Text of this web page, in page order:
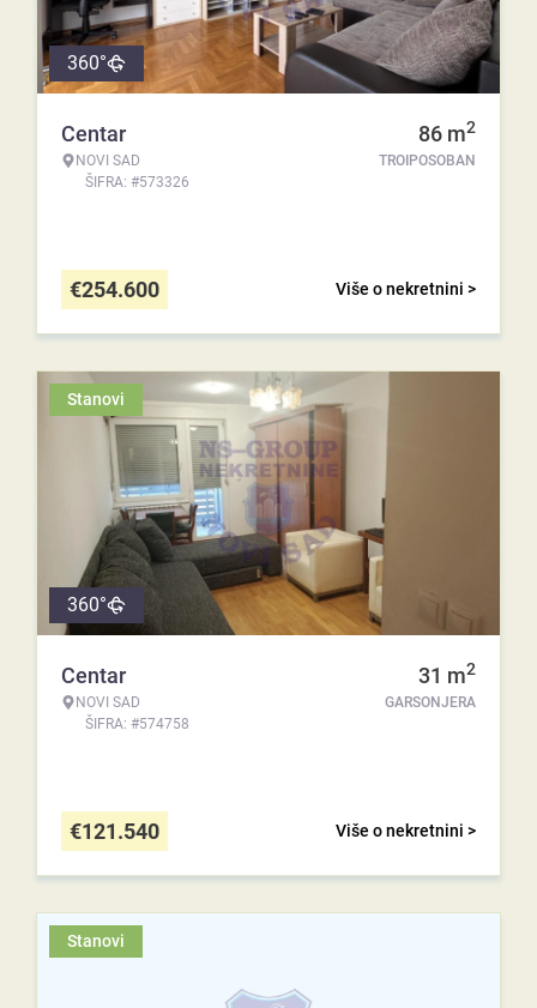
360°
Centar
NOVI SAD
ŠIFRA: #573326
86 m2
TROIPOSOBAN
Više o nekretnini >
€254.600
Stanovi
360°
Centar
NOVI SAD
ŠIFRA: #574758
31 m2
GARSONJERA
Više o nekretnini >
€121.540
Stanovi